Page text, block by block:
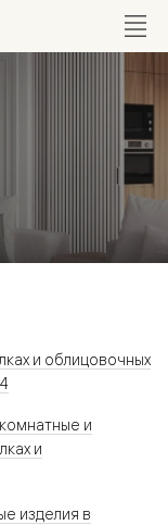
и облицовочных
и
и
изделия в